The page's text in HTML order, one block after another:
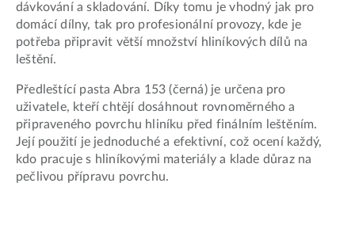
dávkování a skladování. Díky tomu je vhodný jak pro
domácí dílny, tak pro profesionální provozy, kde je
potřeba připravit větší množství hliníkových dílů na
leštění.
Předleštící pasta Abra 153 (černá) je určena pro
uživatele, kteří chtějí dosáhnout rovnoměrného a
připraveného povrchu hliníku před finálním leštěním.
Její použití je jednoduché a efektivní, což ocení každý,
kdo pracuje s hliníkovými materiály a klade důraz na
pečlivou přípravu povrchu.